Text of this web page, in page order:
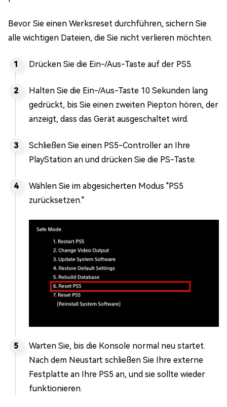
Bevor Sie einen Werksreset durchführen, sichern Sie
alle wichtigen Dateien, die Sie nicht verlieren möchten.
Drücken Sie die Ein-/Aus-Taste auf der PS5.
Halten Sie die Ein-/Aus-Taste 10 Sekunden lang
gedrückt, bis Sie einen zweiten Piepton hören, der
anzeigt, dass das Gerät ausgeschaltet wird.
Schließen Sie einen PS5-Controller an Ihre
PlayStation an und drücken Sie die PS-Taste.
Wählen Sie im abgesicherten Modus "PS5
zurücksetzen."
Warten Sie, bis die Konsole normal neu startet.
Nach dem Neustart schließen Sie Ihre externe
Festplatte an Ihre PS5 an, und sie sollte wieder
funktionieren.